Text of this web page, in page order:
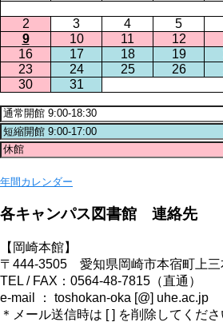
2
3 4 5
9
10 11 12
16
17 18 19
23
24 25 26
30
31
年間カレンダー
各キャンパス図書館 連絡先
【岡崎本館】
〒444-3505 愛知県岡崎市本宿町上三
TEL / FAX：0564-48-7815（直通）
e-mail ： toshokan-oka [@] uhe.ac.jp
＊メール送信時は [ ] を削除してくださ